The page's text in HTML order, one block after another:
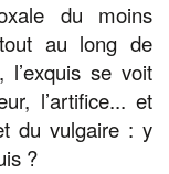
du moins
au long de
l’exquis se voit
l’artifice... et
du vulgaire : y
?